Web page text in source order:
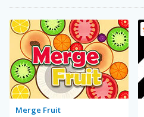
Merge Fruit